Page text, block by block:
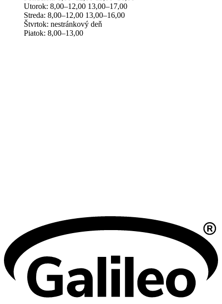
Utorok: 8,00–12,00 13,00–17,00
Streda: 8,00–12,00 13,00–16,00
Štvrtok: nestránkový deň
Piatok: 8,00–13,00